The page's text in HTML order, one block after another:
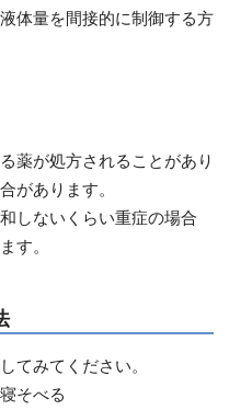
体量を間接的に制御する方
薬が処方されることがあり
があります。
しないくらい重症の場合
す。
てみてください。
そべる